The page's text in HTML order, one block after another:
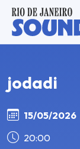
jodadi
15/05/2026
20:00